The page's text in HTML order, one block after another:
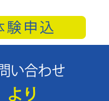
い合わせ
より